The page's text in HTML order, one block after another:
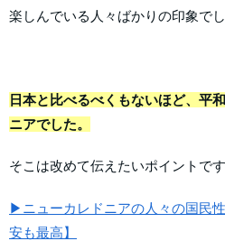
楽しんでいる人々ばかりの印象でし
日本と比べるべくもないほど、平
ニアでした。
そこは改めて伝えたいポイントです
▶ニューカレドニアの人々の国民
安も最高】